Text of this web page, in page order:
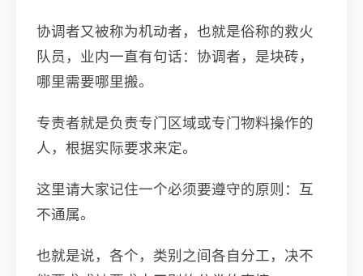
协调者又被称为机动者，也就是俗称的救火
队员，业内一直有句话：协调者，是块砖，
哪里需要哪里搬。
专责者就是负责专门区域或专门物料操作的
人，根据实际要求来定。
这里请大家记住一个必须要遵守的原则：互
不通属。
也就是说，各个，类别之间各自分工，决不